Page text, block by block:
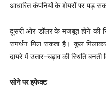
आधारित कंपनियों के शेयरों पर पड़
दूसरी ओर डॉलर के मजबूत होने की
समर्थन मिल सकता है। कुल मिलाकर
दायरे में उतार-चढ़ाव की स्थिति बनती
सोने पर इफेक्ट